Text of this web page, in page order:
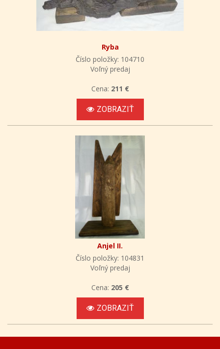
Ryba
Číslo položky: 104710
Voľný predaj
Cena: 211 €
ZOBRAZIŤ
Anjel II.
Číslo položky: 104831
Voľný predaj
Cena: 205 €
ZOBRAZIŤ